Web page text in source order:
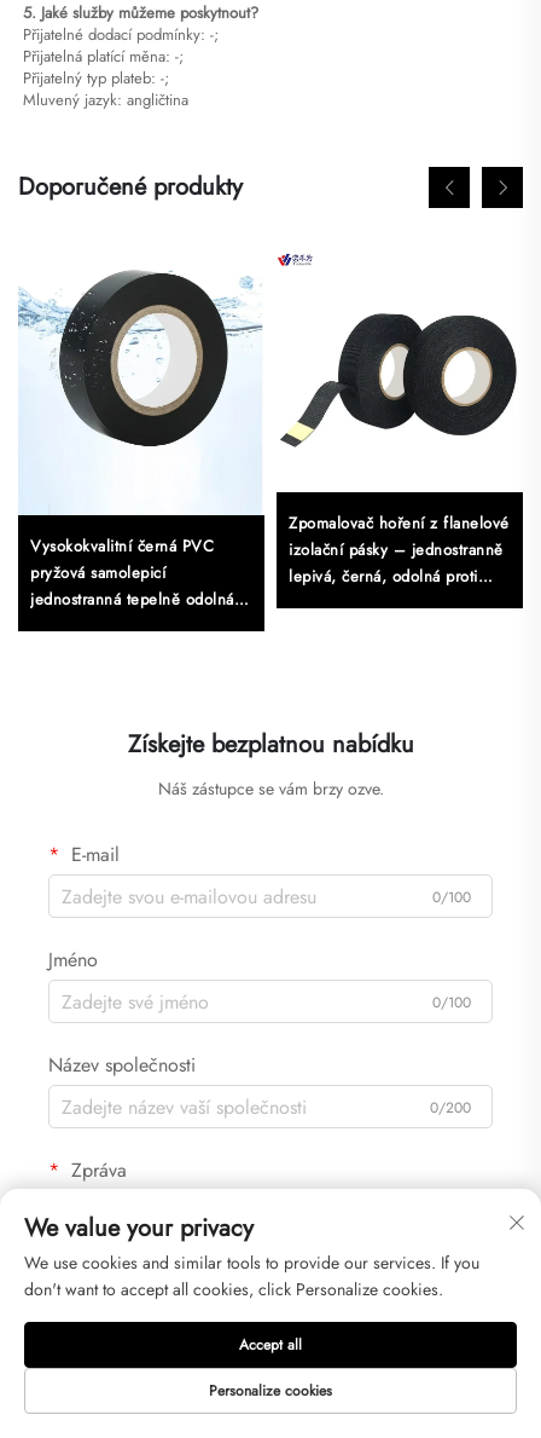
5. Jaké služby můžeme poskytnout?
Přijatelné dodací podmínky: -;
Přijatelná platící měna: -;
Přijatelný typ plateb: -;
Mluvený jazyk: angličtina
Doporučené produkty
Vysokokvalitní černá PVC
pryžová samolepicí
jednostranná tepelně odolná
vodotěsná izolační elektrická
Zpomalovač hoření z flanelové
izolační pásky – jednostranně
lepivá, černá, odolná proti
teplu, určená pro maskování
Získejte bezplatnou nabídku
Náš zástupce se vám brzy ozve.
E-mail
0/100
Jméno
0/100
Název společnosti
0/200
Zpráva
0/1000
Odeslat
We value your privacy
We use cookies and similar tools to provide our services. If you
don't want to accept all cookies, click Personalize cookies.
Personalize cookies
Accept all